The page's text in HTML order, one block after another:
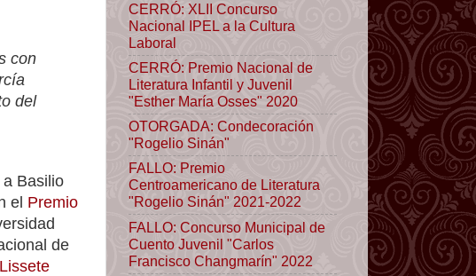
con
del
Basilio
el Premio
de
Lissete
CERRÓ: XLII Concurso
Nacional IPEL a la Cultura
Laboral
CERRÓ: Premio Nacional de
Literatura Infantil y Juvenil
"Esther María Osses" 2020
OTORGADA: Condecoración
"Rogelio Sinán"
FALLO: Premio
Centroamericano de Literatura
"Rogelio Sinán" 2021-2022
FALLO: Concurso Municipal de
Cuento Juvenil "Carlos
Francisco Changmarín" 2022